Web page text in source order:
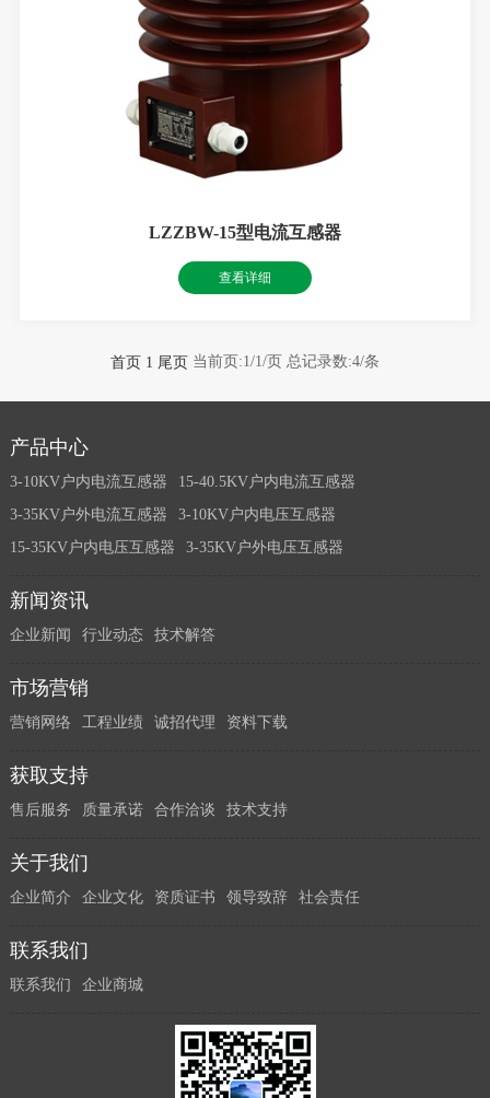
LZZBW-15型电流互感器
查看详细
首页 1 尾页 当前页:1/1/页 总记录数:4/条
产品中心
3-10KV户内电流互感器
15-40.5KV户内电流互感器
3-35KV户外电流互感器
3-10KV户内电压互感器
15-35KV户内电压互感器
3-35KV户外电压互感器
新闻资讯
企业新闻 行业动态 技术解答
市场营销
营销网络 工程业绩 诚招代理 资料下载
获取支持
售后服务 质量承诺 合作洽谈 技术支持
关于我们
企业简介 企业文化 资质证书 领导致辞 社会责任
联系我们
联系我们 企业商城